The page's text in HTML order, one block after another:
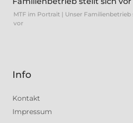
MTF im Portrait | Unser Familienbetrieb
vor
Info
Kontakt
Impressum